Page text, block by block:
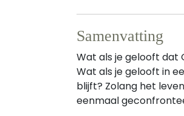
Samenvatting
Wat als je gelooft dat
Wat als je gelooft in
blijft? Zolang het
eenmaal